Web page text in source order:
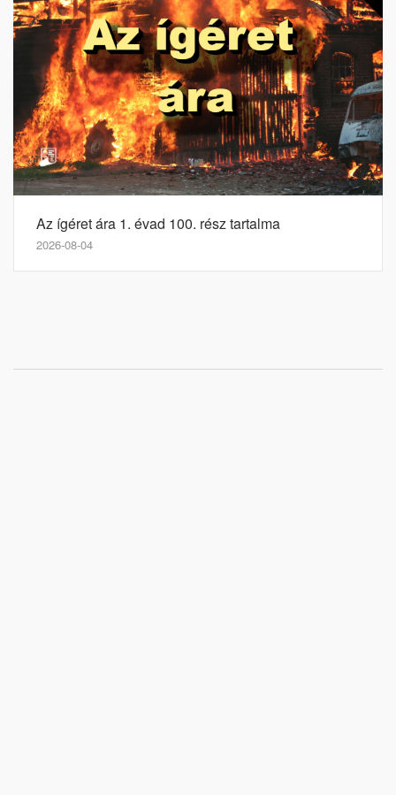
Az ígéret ára 1. évad 100. rész tartalma
2026-08-04